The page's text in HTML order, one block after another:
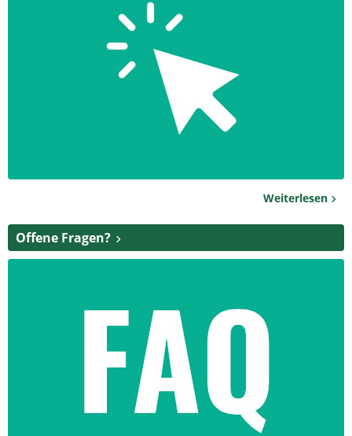
Weiterlesen
Offene Fragen?